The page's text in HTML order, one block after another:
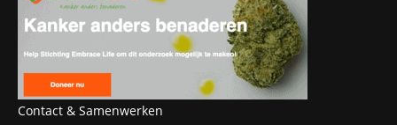
Contact & Samenwerken